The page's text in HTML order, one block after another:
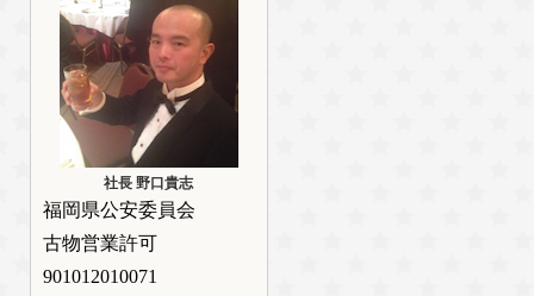
社長 野口貴志
福岡県公安委員会
古物営業許可
901012010071